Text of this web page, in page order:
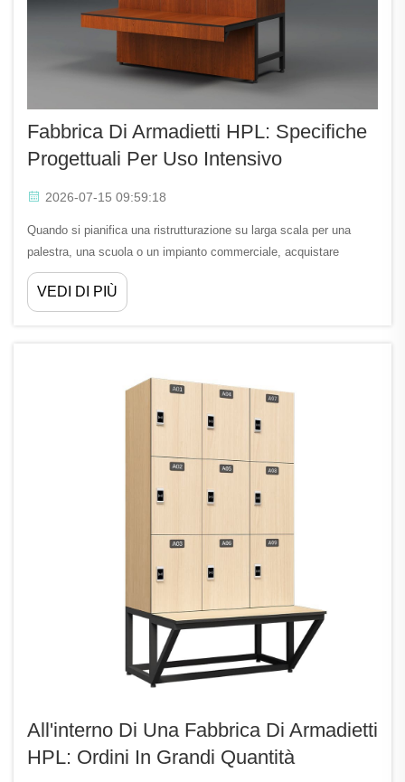
Fabbrica Di Armadietti HPL: Specifiche
Progettuali Per Uso Intensivo
2026-07-15 09:59:18
Quando si pianifica una ristrutturazione su larga scala per una
palestra, una scuola o un impianto commerciale, acquistare
direttamente da una fabbrica di armadietti in HPL è una delle
decisioni più pratiche che un project manager possa prendere. Una
VEDI DI PIÙ
All'interno Di Una Fabbrica Di Armadietti
HPL: Ordini In Grandi Quantità